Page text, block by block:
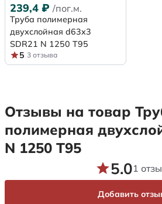
239,4 ₽ /пог.м.
Труба полимерная
двухслойная d63x3
SDR21 N 1250 Т95
5 3 отзыва
Отзывы на товар
полимерная
N 1250 Т95
5.01
Добавить